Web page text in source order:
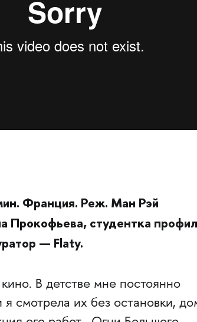
Франция. Реж. Ман Рэй
Прокофьева, студентка
— Flaty.
В детстве мне постоянно
смотрела их без остановки,